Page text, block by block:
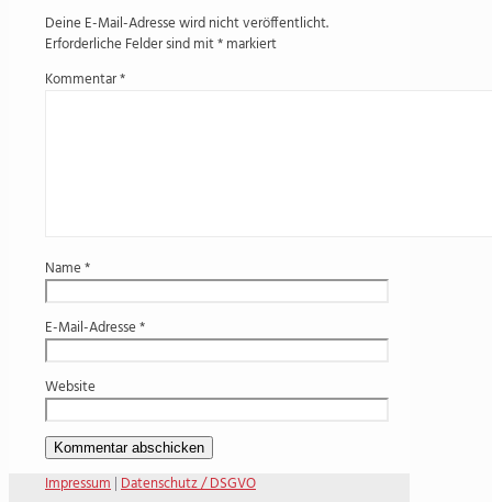
Deine E-Mail-Adresse wird nicht veröffentlicht.
Erforderliche Felder sind mit*markiert
Kommentar*
Name*
E-Mail-Adresse*
Website
Impressum|Datenschutz / DSGVO